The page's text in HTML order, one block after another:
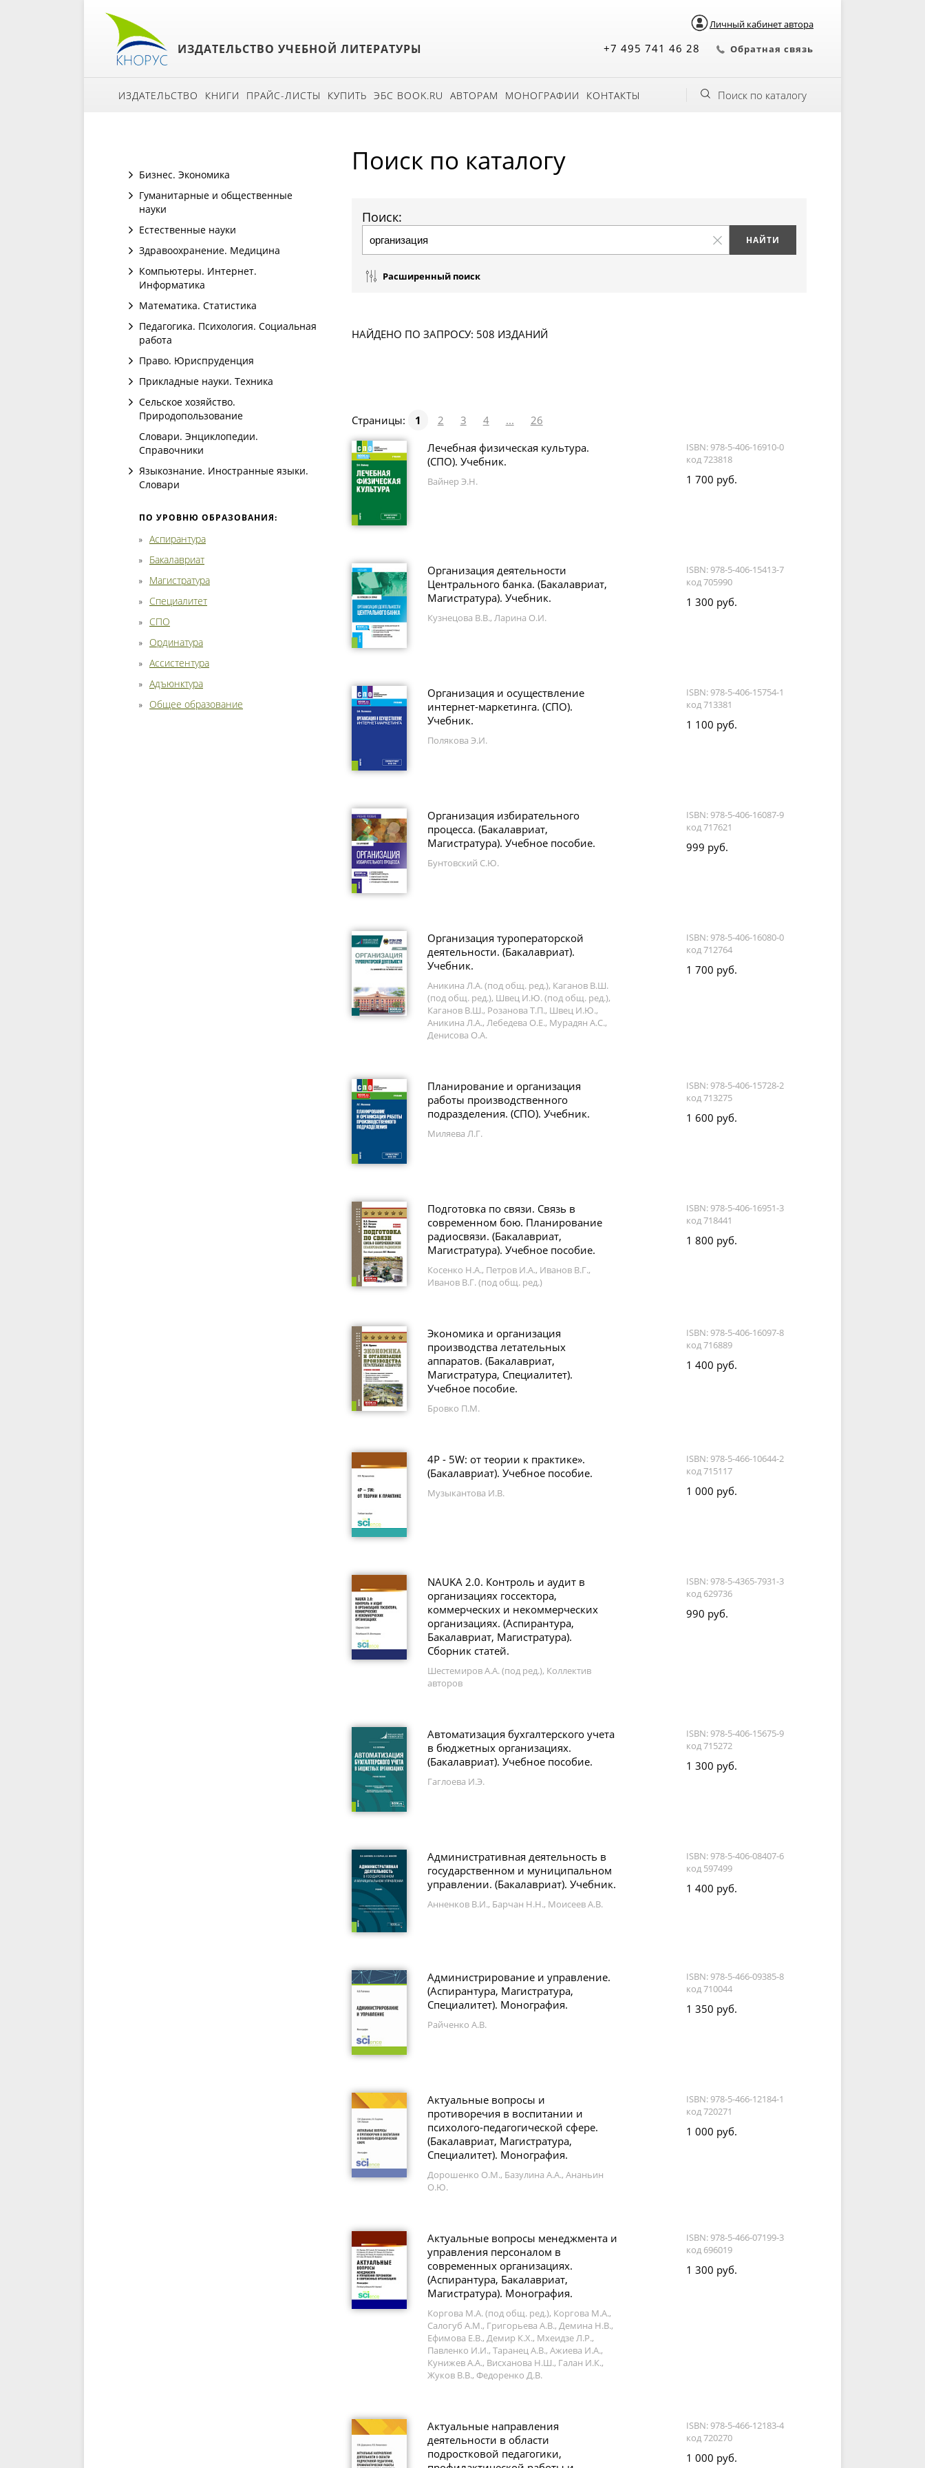
Личный кабинет автора
ИЗДАТЕЛЬСТВО УЧЕБНОЙ ЛИТЕРАТУРЫ +7 495 741 46 28 Обратная связь
ИЗДАТЕЛЬСТВО КНИГИ ПРАЙС-ЛИСТЫ КУПИТЬ ЭБС BOOK.RU АВТОРАМ МОНОГРАФИИ КОНТАКТЫ Поиск по каталогу
Бизнес. Экономика
Гуманитарные и общественные
науки
Естественные науки
Здравоохранение. Медицина
Компьютеры. Интернет.
Информатика
Математика. Статистика
Педагогика. Психология. Социальная
работа
Право. Юриспруденция
Прикладные науки. Техника
Сельское хозяйство.
Природопользование
Словари. Энциклопедии.
Справочники
Языкознание. Иностранные языки.
Словари
ПО УРОВНЮ ОБРАЗОВАНИЯ:
Аспирантура
Бакалавриат
Магистратура
Специалитет
СПО
Ординатура
Ассистентура
Адъюнктура
Общее образование
Поиск по каталогу
Поиск:
Расширенный поиск
НАЙДЕНО ПО ЗАПРОСУ: 508 ИЗДАНИЙ
Страницы: 1 2 3 4 ...
26
Лечебная физическая культура.
(СПО). Учебник.
Вайнер Э.Н.
ISBN: 978-5-406-16910-0
код 723818
1 700 руб.
Организация деятельности
Центрального банка. (Бакалавриат,
Магистратура). Учебник.
Кузнецова В.В., Ларина О.И.
ISBN: 978-5-406-15413-7
код 705990
1 300 руб.
Организация и осуществление
интернет-маркетинга. (СПО).
Учебник.
Полякова Э.И.
ISBN: 978-5-406-15754-1
код 713381
1 100 руб.
Организация избирательного
процесса. (Бакалавриат,
Магистратура). Учебное пособие.
Бунтовский С.Ю.
ISBN: 978-5-406-16087-9
код 717621
999 руб.
Организация туроператорской
деятельности. (Бакалавриат).
Учебник.
Аникина Л.А. (под общ. ред.), Каганов В.Ш.
(под общ. ред.), Швец И.Ю. (под общ. ред.),
Каганов В.Ш., Розанова Т.П., Швец И.Ю.,
Аникина Л.А., Лебедева О.Е., Мурадян А.С.,
Денисова О.А.
ISBN: 978-5-406-16080-0
код 712764
1 700 руб.
Планирование и организация
работы производственного
подразделения. (СПО). Учебник.
Миляева Л.Г.
ISBN: 978-5-406-15728-2
код 713275
1 600 руб.
Подготовка по связи. Связь в
современном бою. Планирование
радиосвязи. (Бакалавриат,
Магистратура). Учебное пособие.
Косенко Н.А., Петров И.А., Иванов В.Г.,
Иванов В.Г. (под общ. ред.)
ISBN: 978-5-406-16951-3
код 718441
1 800 руб.
Экономика и организация
производства летательных
аппаратов. (Бакалавриат,
Магистратура, Специалитет).
Учебное пособие.
Бровко П.М.
ISBN: 978-5-406-16097-8
код 716889
1 400 руб.
4P - 5W: от теории к практике».
(Бакалавриат). Учебное пособие.
Музыкантова И.В.
ISBN: 978-5-466-10644-2
код 715117
1 000 руб.
NAUKA 2.0. Контроль и аудит в
организациях госсектора,
коммерческих и некоммерческих
организациях. (Аспирантура,
Бакалавриат, Магистратура).
Сборник статей.
Шестемиров А.А. (под ред.), Коллектив
авторов
ISBN: 978-5-4365-7931-3
код 629736
990 руб.
Автоматизация бухгалтерского учета
в бюджетных организациях.
(Бакалавриат). Учебное пособие.
Гаглоева И.Э.
ISBN: 978-5-406-15675-9
код 715272
1 300 руб.
Административная деятельность в
государственном и муниципальном
управлении. (Бакалавриат). Учебник.
Анненков В.И., Барчан Н.Н., Моисеев А.В.
ISBN: 978-5-406-08407-6
код 597499
1 400 руб.
Администрирование и управление.
(Аспирантура, Магистратура,
Специалитет). Монография.
Райченко А.В.
ISBN: 978-5-466-09385-8
код 710044
1 350 руб.
Актуальные вопросы и
противоречия в воспитании и
психолого-педагогической сфере.
(Бакалавриат, Магистратура,
Специалитет). Монография.
Дорошенко О.М., Базулина А.А., Ананьин
О.Ю.
ISBN: 978-5-466-12184-1
код 720271
1 000 руб.
Актуальные вопросы менеджмента и
управления персоналом в
современных организациях.
(Аспирантура, Бакалавриат,
Магистратура). Монография.
Коргова М.А. (под общ. ред.), Коргова М.А.,
Салогуб А.М., Григорьева А.В., Демина Н.В.,
Ефимова Е.В., Демир К.Х., Мхеидзе Л.Р.,
Павленко И.И., Таранец А.В., Ажиева И.А.,
Кунижев А.А., Висханова Н.Ш., Галан И.К.,
Жуков В.В., Федоренко Д.В.
ISBN: 978-5-466-07199-3
код 696019
1 300 руб.
Актуальные направления
деятельности в области
подростковой педагогики,
ISBN: 978-5-466-12183-4
код 720270
1 000 руб.